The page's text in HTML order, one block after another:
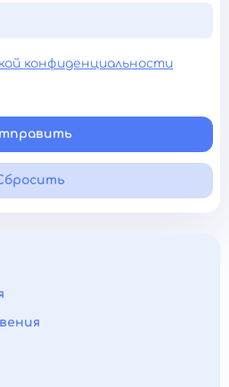
конфиденциальности